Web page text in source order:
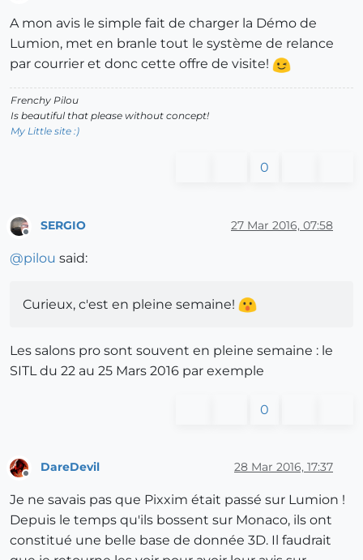
A mon avis le simple fait de charger la Démo de
Lumion, met en branle tout le système de relance
par courrier et donc cette offre de visite!
Frenchy Pilou
Is beautiful that please without concept!
My Little site :)
0
Offline
SERGIO 27 Mar 2016, 07:58
@pilou said:
Curieux, c'est en pleine semaine!
Les salons pro sont souvent en pleine semaine : le
SITL du 22 au 25 Mars 2016 par exemple
0
DareDevil 28 Mar 2016, 17:37
Je ne savais pas que Pixxim était passé sur Lumion !
Depuis le temps qu'ils bossent sur Monaco, ils ont
constitué une belle base de donnée 3D. Il faudrait